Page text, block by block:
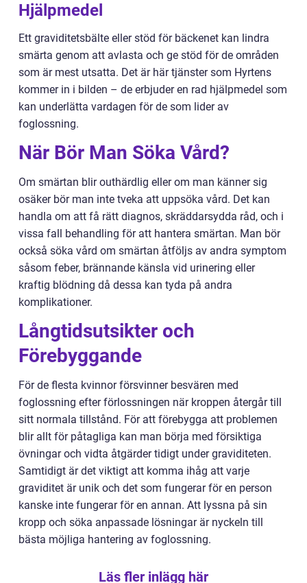
Hjälpmedel
Ett graviditetsbälte eller stöd för bäckenet kan lindra
smärta genom att avlasta och ge stöd för de områden
som är mest utsatta. Det är här tjänster som Hyrtens
kommer in i bilden – de erbjuder en rad hjälpmedel som
kan underlätta vardagen för de som lider av
foglossning.
När Bör Man Söka Vård?
Om smärtan blir outhärdlig eller om man känner sig
osäker bör man inte tveka att uppsöka vård. Det kan
handla om att få rätt diagnos, skräddarsydda råd, och i
vissa fall behandling för att hantera smärtan. Man bör
också söka vård om smärtan åtföljs av andra symptom
såsom feber, brännande känsla vid urinering eller
kraftig blödning då dessa kan tyda på andra
komplikationer.
Långtidsutsikter och
Förebyggande
För de flesta kvinnor försvinner besvären med
foglossning efter förlossningen när kroppen återgår till
sitt normala tillstånd. För att förebygga att problemen
blir allt för påtagliga kan man börja med försiktiga
övningar och vidta åtgärder tidigt under graviditeten.
Samtidigt är det viktigt att komma ihåg att varje
graviditet är unik och det som fungerar för en person
kanske inte fungerar för en annan. Att lyssna på sin
kropp och söka anpassade lösningar är nyckeln till
bästa möjliga hantering av foglossning.
Läs fler inlägg här